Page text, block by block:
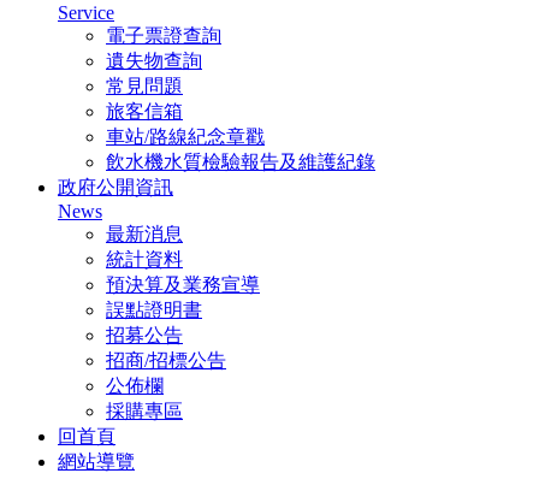
Service
電子票證查詢
遺失物查詢
常見問題
旅客信箱
車站/路線紀念章戳
飲水機水質檢驗報告及維護紀錄
政府公開資訊
News
最新消息
統計資料
預決算及業務宣導
誤點證明書
招募公告
招商/招標公告
公佈欄
採購專區
回首頁
網站導覽